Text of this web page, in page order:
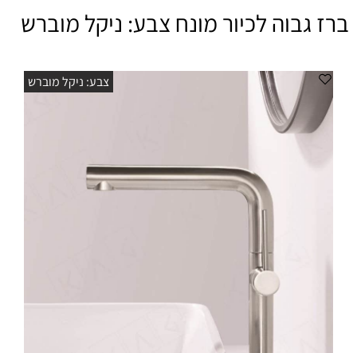
ברז גבוה לכיור מונח צבע: ניקל מוברש
צבע: ניקל מוברש